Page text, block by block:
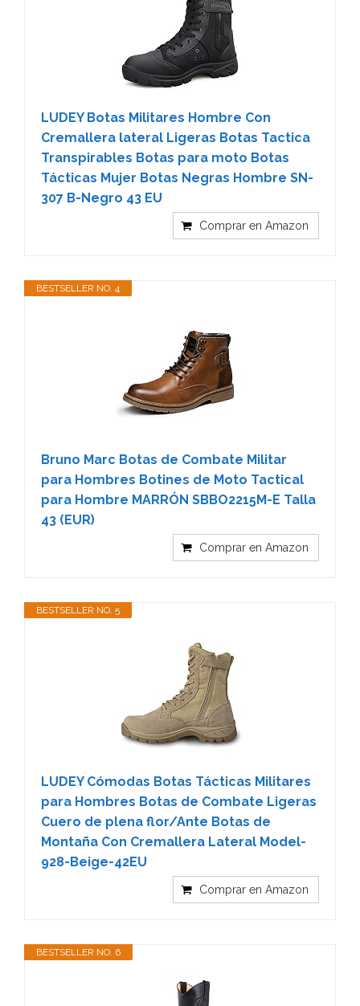
LUDEY Botas Militares Hombre Con
Cremallera lateral Ligeras Botas Tactica
Transpirables Botas para moto Botas
Tácticas Mujer Botas Negras Hombre SN-
307 B-Negro 43 EU
Comprar en Amazon
BESTSELLER NO. 4
Bruno Marc Botas de Combate Militar
para Hombres Botines de Moto Tactical
para Hombre MARRÓN SBBO2215M-E Talla
43 (EUR)
Comprar en Amazon
BESTSELLER NO. 5
LUDEY Cómodas Botas Tácticas Militares
para Hombres Botas de Combate Ligeras
Cuero de plena flor/Ante Botas de
Montaña Con Cremallera Lateral Model-
928-Beige-42EU
Comprar en Amazon
BESTSELLER NO. 6